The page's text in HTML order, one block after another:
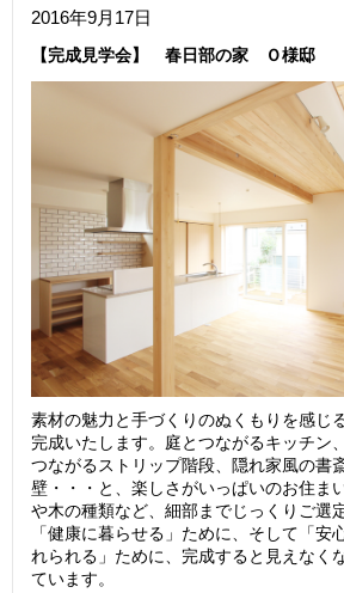
2016年9月17日
【完成見学会】 春日部の家 Ｏ様邸
素材の魅力と手づくりのぬくもりを感じ
完成いたします。庭とつながるキッチン
つながるストリップ階段、隠れ家風の書
壁・・・と、楽しさがいっぱいのお住ま
や木の種類など、細部までじっくりご選
「健康に暮らせる」ために、そして「安
れられる」ために、完成すると見えなく
ています。